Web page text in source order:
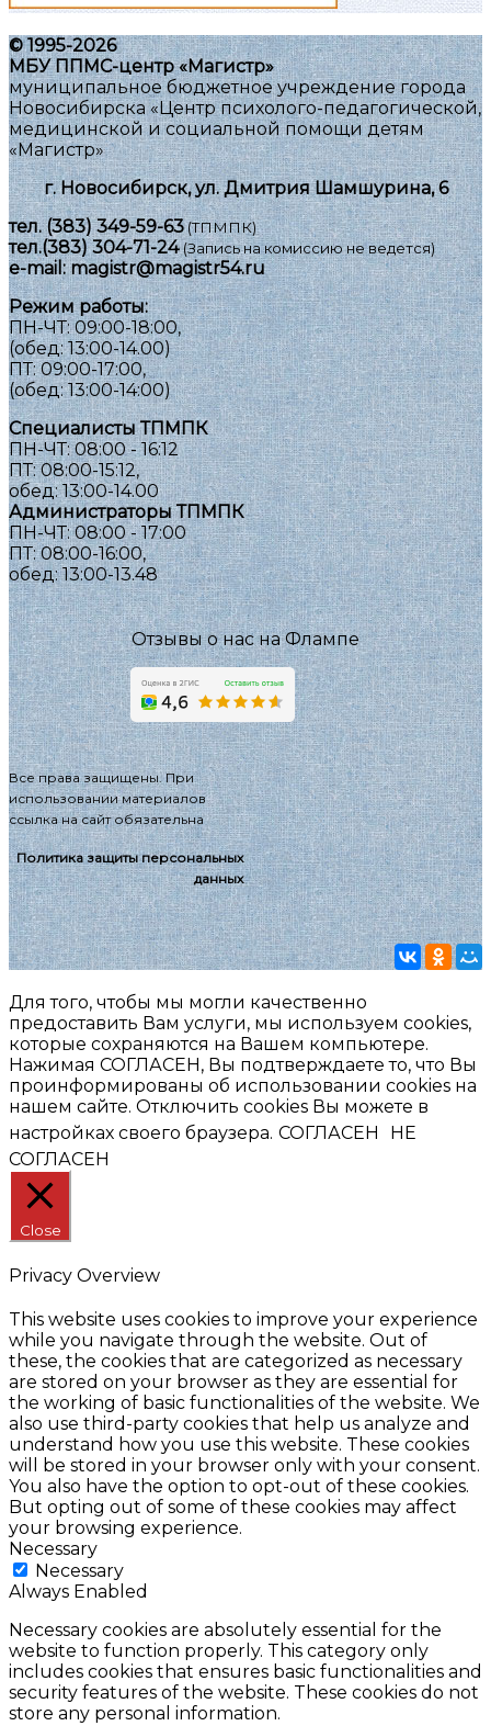
© 1995-2026
МБУ ППМС-центр «Магистр»
муниципальное бюджетное учреждение города
Новосибирска «Центр психолого-педагогической,
медицинской и социальной помощи детям
«Магистр»
г. Новосибирск, ул. Дмитрия Шамшурина, 6
тел.(383) 349-59-63(ТПМПК)
тел.(383) 304-71-24(Запись на комиссию не ведется)
e-mail:magistr@magistr54.ru
Режим работы:
ПН-ЧТ: 09:00-18:00,
(обед: 13:00-14.00)
ПТ: 09:00-17:00,
(обед: 13:00-14:00)
Специалисты ТПМПК
ПН-ЧТ: 08:00 - 16:12
ПТ: 08:00-15:12,
обед: 13:00-14.00
Администраторы ТПМПК
ПН-ЧТ: 08:00 - 17:00
ПТ: 08:00-16:00,
обед: 13:00-13.48
Отзывы о нас на Флампе
Все права защищены. При
использовании материалов
ссылка на сайт обязательна
Политика защиты персональных
данных
Для того, чтобы мы могли качественно
предоставить Вам услуги, мы используем cookies,
которые сохраняются на Вашем компьютере.
Нажимая СОГЛАСЕН, Вы подтверждаете то, что Вы
проинформированы об использовании cookies на
нашем сайте. Отключить cookies Вы можете в
настройках своего браузера. СОГЛАСЕН
НЕ
СОГЛАСЕН
Close
Privacy Overview
This website uses cookies to improve your experience
while you navigate through the website. Out of
these, the cookies that are categorized as necessary
are stored on your browser as they are essential for
the working of basic functionalities of the website. We
also use third-party cookies that help us analyze and
understand how you use this website. These cookies
will be stored in your browser only with your consent.
You also have the option to opt-out of these cookies.
But opting out of some of these cookies may affect
your browsing experience.
Necessary
Necessary
Always Enabled
Necessary cookies are absolutely essential for the
website to function properly. This category only
includes cookies that ensures basic functionalities and
security features of the website. These cookies do not
store any personal information.